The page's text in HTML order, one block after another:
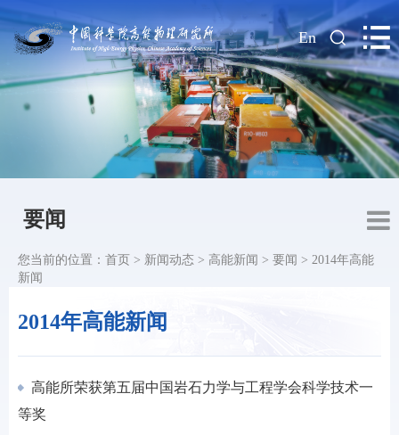
| En
要闻
2014年高能新闻
您当前的位置： 首页 > 新闻动态 > 高能新闻 > 要闻 > 2014年高能
新闻
高能所荣获第五届中国岩石力学与工程学会科学技术一
等奖